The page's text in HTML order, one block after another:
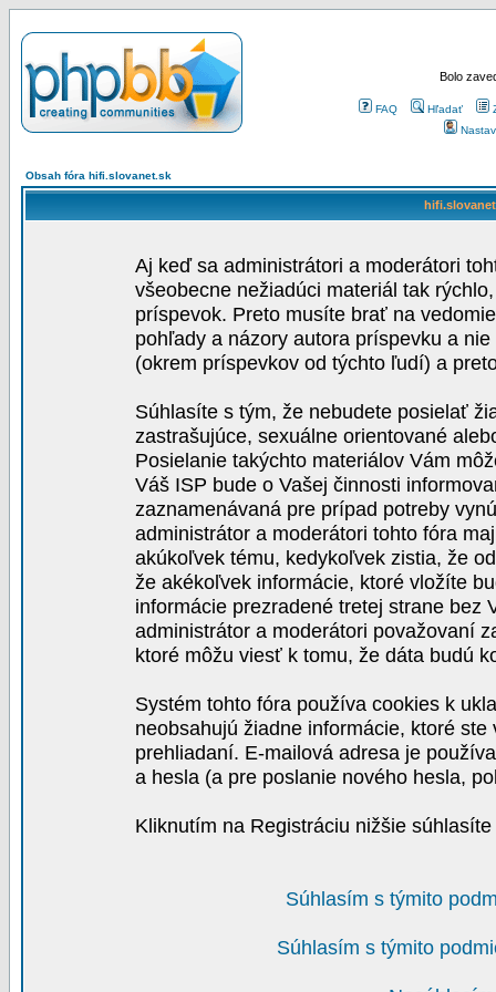
Bolo
FAQ Hľadať
Obsah fóra hifi.slovanet.sk
Aj keď sa administrátori a moderátori
všeobecne nežiadúci materiál tak
príspevok. Preto musíte brať na
pohľady a názory autora príspevku a
(okrem príspevkov od týchto ľudí) a
Súhlasíte s tým, že nebudete posielať
zastrašujúce, sexuálne orientované
Posielanie takýchto materiálov Vám
Váš ISP bude o Vašej činnosti
zaznamenávaná pre prípad potreby
administrátor a moderátori tohto fóra
akúkoľvek tému, kedykoľvek zistia, že
že akékoľvek informácie, ktoré vložíte
informácie prezradené tretej strane bez
administrátor a moderátori považovaní
ktoré môžu viesť k tomu, že dáta budú
Systém tohto fóra používa cookies k
neobsahujú žiadne informácie, ktoré
prehliadaní. E-mailová adresa je
a hesla (a pre poslanie nového hesla,
Kliknutím na Registráciu nižšie
Súhlasím s týmito
Súhlasím s týmito